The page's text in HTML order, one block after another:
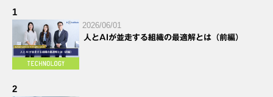
1
2026/06/01
人とAIが並走する組織の最適解とは（前編）
2